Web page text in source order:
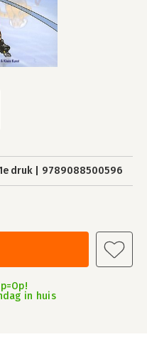
druk 9789088500596
in huis